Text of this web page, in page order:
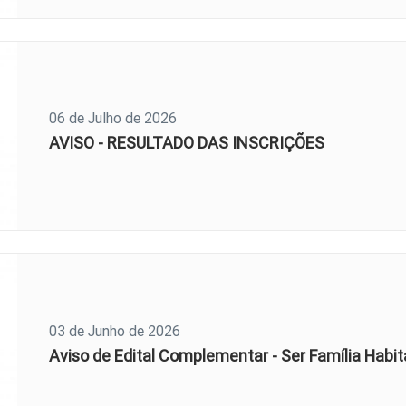
06 de Julho de 2026
AVISO - RESULTADO DAS INSCRIÇÕES
03 de Junho de 2026
Aviso de Edital Complementar - Ser Família